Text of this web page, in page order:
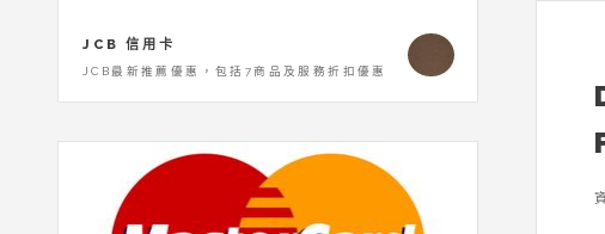
JCB 信用卡
JCB最新推薦優惠，包括7商品及服務折扣優惠